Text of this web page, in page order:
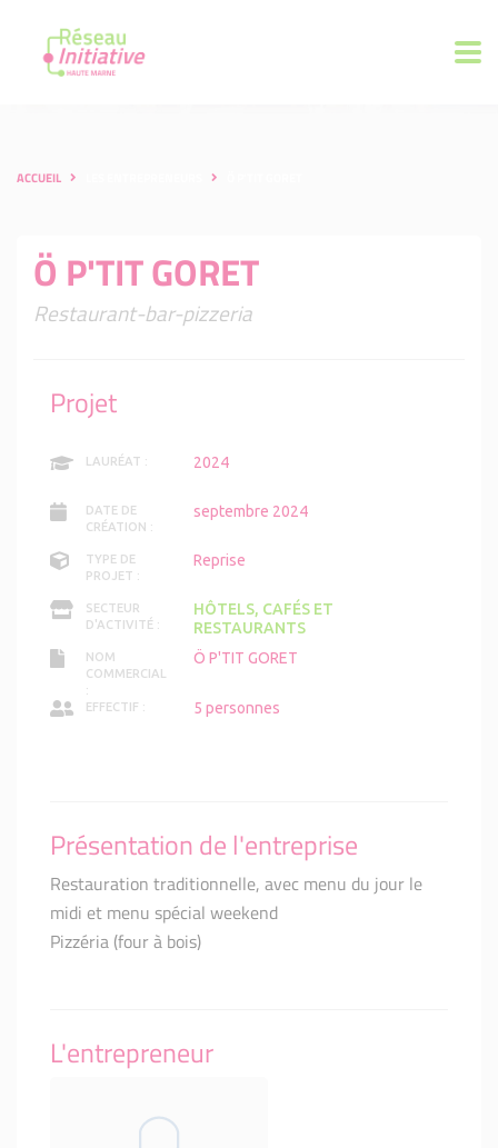
ACCUEIL
Ö P'TIT GORET
Restaurant-bar-pizzeria
Projet
LAURÉAT : 2024
DATE DE
CRÉATION :
septembre 2024
TYPE DE
PROJET :
Reprise
SECTEUR
D'ACTIVITÉ :
HÔTELS, CAFÉS ET
RESTAURANTS
NOM
COMMERCIAL
:
Ö P'TIT GORET
EFFECTIF : 5 personnes
Présentation de l'entreprise
Restauration traditionnelle, avec menu du jour le
midi et menu spécial weekend
Pizzéria (four à bois)
L'entrepreneur